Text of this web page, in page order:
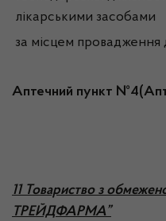
лікарськими засобами
за місцем провадження
Аптечний пункт
11 Товариство з
ТРЕЙДФАРМА”